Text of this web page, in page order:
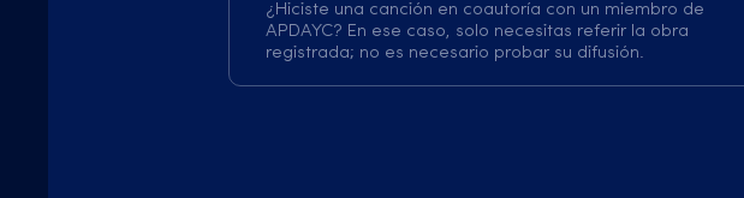
¿Hiciste una canción en coautoría con un miembro de
APDAYC? En ese caso, solo necesitas referir la obra
registrada; no es necesario probar su difusión.